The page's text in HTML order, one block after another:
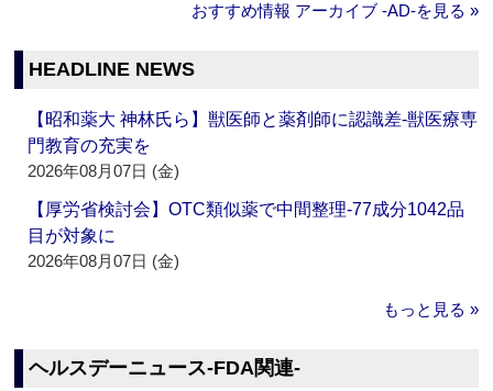
おすすめ情報 アーカイブ ‐AD‐を見る »
HEADLINE NEWS
【昭和薬大 神林氏ら】獣医師と薬剤師に認識差‐獣医療専
門教育の充実を
2026年08月07日 (金)
【厚労省検討会】OTC類似薬で中間整理‐77成分1042品
目が対象に
2026年08月07日 (金)
もっと見る »
ヘルスデーニュース‐FDA関連‐